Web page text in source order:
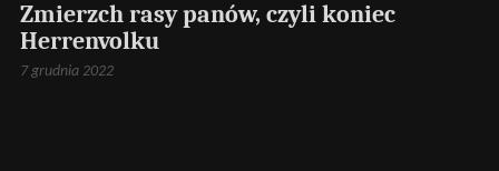
Zmierzch rasy panów, czyli koniec
Herrenvolku
7 grudnia 2022